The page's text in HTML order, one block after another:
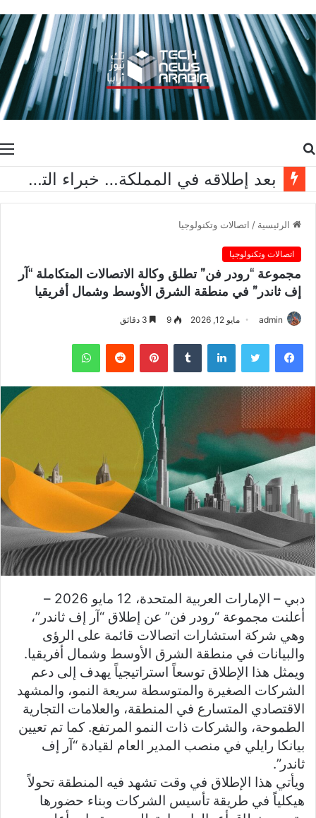
عن
بعد إطلاقه في المملكة… خبراء التقنية ورواد مجتمع الألعاب يشاركون انطباعاتهم حول TECNO POVA 8 Pro 5G
الرئيسية / اتصالات وتكنولوجيا
اتصالات وتكنولوجيا
مجموعة “رودر فن” تطلق وكالة الاتصالات المتكاملة “آر
إف ثاندر” في منطقة الشرق الأوسط وشمال أفريقيا
admin مايو 12, 2026 9
فيسبوك تويتر لينكدإن بينتيريست واتساب
دبي – الإمارات العربية المتحدة، 12 مايو 2026 –
أعلنت مجموعة “رودر فن” عن إطلاق “آر إف ثاندر”،
وهي شركة استشارات اتصالات قائمة على الرؤى
والبيانات في منطقة الشرق الأوسط وشمال أفريقيا.
ويمثل هذا الإطلاق توسعاً استراتيجياً يهدف إلى دعم
الشركات الصغيرة والمتوسطة سريعة النمو، والمشهد
الاقتصادي المتسارع في المنطقة، والعلامات التجارية
الطموحة، والشركات ذات النمو المرتفع. كما تم تعيين
بيانكا رايلي في منصب المدير العام لقيادة “آر إف
ثاندر”.
ويأتي هذا الإطلاق في وقت تشهد فيه المنطقة تحولاً
هيكلياً في طريقة تأسيس الشركات وبناء حضورها